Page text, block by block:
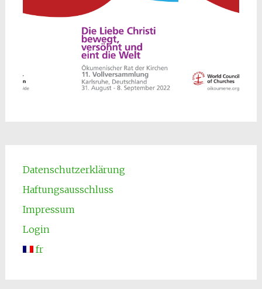
Datenschutzerklärung
Haftungsausschluss
Impressum
Login
fr